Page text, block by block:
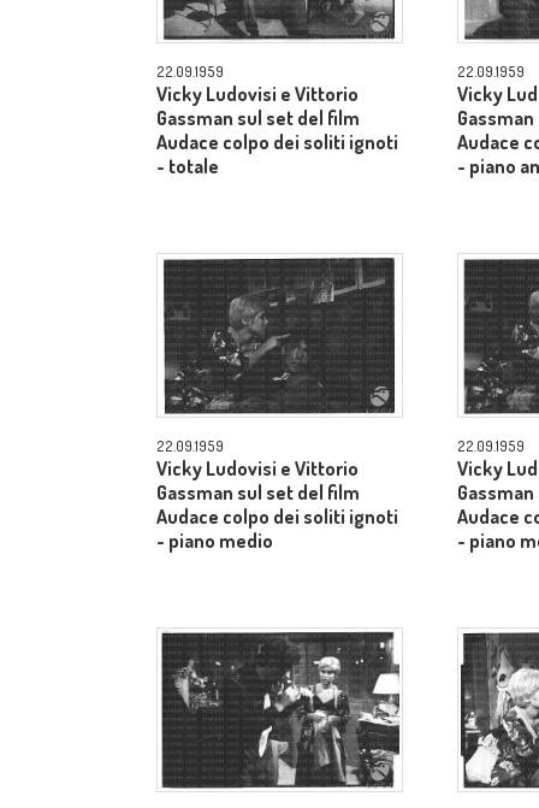
22.09.1959
Vicky Ludovisi e Vittorio
Gassman sul set del film
Audace colpo dei soliti ignoti
- totale
22.09.1959
Vicky
Audace
- piano
22.09.1959
Vicky Ludovisi e Vittorio
Gassman sul set del film
Audace colpo dei soliti ignoti
- piano medio
22.09.1959
Vicky
Audace
- piano